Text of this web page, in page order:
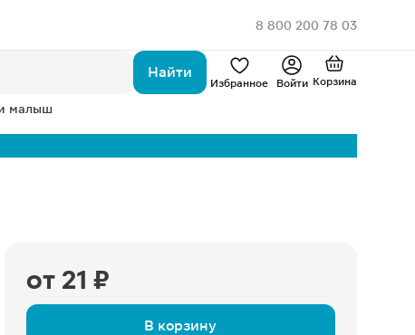
8 800 200 78 03
Найти
Избранное Войти Корзина
малыш
от 21 ₽
В корзину